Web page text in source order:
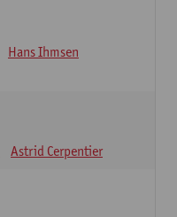
Hans Ihmsen
Astrid Cerpentier